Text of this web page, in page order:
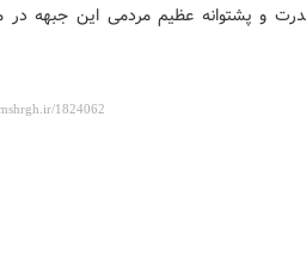
و پشتوانه عظیم مردمی این جبهه در